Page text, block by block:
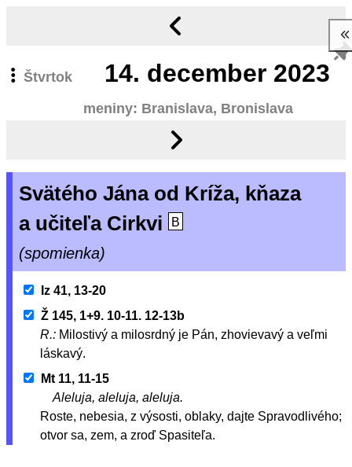
Štvrtok 14. december 2023
meniny: Branislava, Bronislava
Svätého Jána od Kríža, kňaza
a učiteľa Cirkvi
B
(spomienka)
Iz 41, 13-20
Ž 145, 1+9. 10-11. 12-13b
R.: Milostivý a milosrdný je Pán, zhovievavý a veľmi
láskavý.
Mt 11, 11-15
Aleluja, aleluja, aleluja.
Roste, nebesia, z výsosti, oblaky, dajte Spravodlivého;
otvor sa, zem, a zroď Spasiteľa.